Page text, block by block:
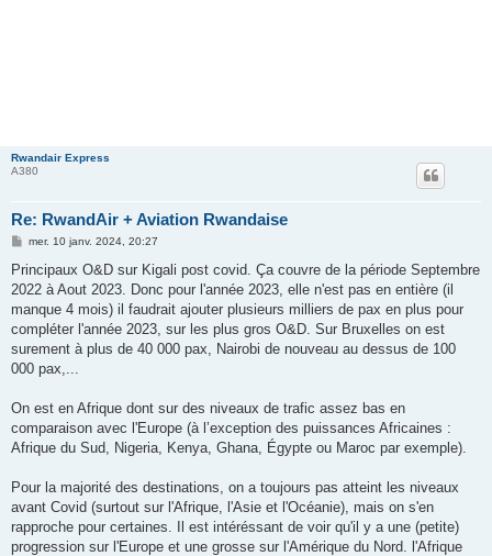
Rwandair Express
A380
Re: RwandAir + Aviation Rwandaise
M
s
a
g
mer. 10 janv. 2024, 20:27
Principaux O&D sur Kigali post covid. Ça couvre de la période Septembre
2022 à Aout 2023. Donc pour l'année 2023, elle n'est pas en entière (il
manque 4 mois) il faudrait ajouter plusieurs milliers de pax en plus pour
compléter l'année 2023, sur les plus gros O&D. Sur Bruxelles on est
surement à plus de 40 000 pax, Nairobi de nouveau au dessus de 100
000 pax,...
On est en Afrique dont sur des niveaux de trafic assez bas en
comparaison avec l'Europe (à l’exception des puissances Africaines :
Afrique du Sud, Nigeria, Kenya, Ghana, Égypte ou Maroc par exemple).
Pour la majorité des destinations, on a toujours pas atteint les niveaux
avant Covid (surtout sur l'Afrique, l'Asie et l'Océanie), mais on s'en
rapproche pour certaines. Il est intéréssant de voir qu'il y a une (petite)
progression sur l'Europe et une grosse sur l'Amérique du Nord. l'Afrique